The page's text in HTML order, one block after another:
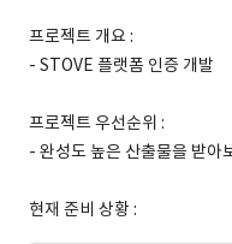
프로젝트 개요 :
- STOVE 플랫폼 인증 개발
프로젝트 우선순위 :
- 완성도 높은 산출물을 받아
현재 준비 상황 :